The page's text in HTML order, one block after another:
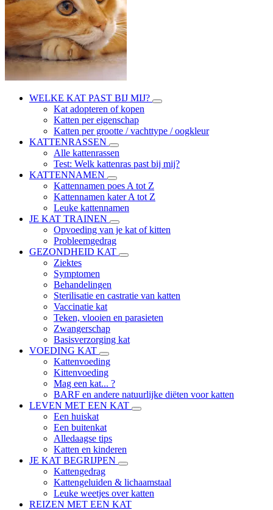
WELKE KAT PAST BIJ MIJ?
Kat adopteren of kopen
Katten per eigenschap
Katten per grootte / vachttype / oogkleur
KATTENRASSEN
Alle kattenrassen
Test: Welk kattenras past bij mij?
KATTENNAMEN
Kattennamen poes A tot Z
Kattennamen kater A tot Z
Leuke kattennamen
JE KAT TRAINEN
Opvoeding van je kat of kitten
Probleemgedrag
GEZONDHEID KAT
Ziektes
Symptomen
Behandelingen
Sterilisatie en castratie van katten
Vaccinatie kat
Teken, vlooien en parasieten
Zwangerschap
Basisverzorging kat
VOEDING KAT
Kattenvoeding
Kittenvoeding
Mag een kat... ?
BARF en andere natuurlijke diëten voor katten
LEVEN MET EEN KAT
Een huiskat
Een buitenkat
Alledaagse tips
Katten en kinderen
JE KAT BEGRIJPEN
Kattengedrag
Kattengeluiden & lichaamstaal
Leuke weetjes over katten
REIZEN MET EEN KAT